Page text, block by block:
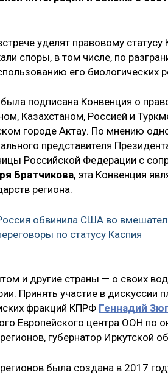
уделят правовому
споры, в том числе, по
его биологических
подписана Конвенция о
Казахстаном, Россией и
городе Актау. По мнению
представителя
Российской Федерации с
Братчикова, эта Конвенция
региона.
обвинила США во
по статусу Каспия
и другие страны — о своих
Принять участие в дискуссии
фракций КПРФ Геннадий
Европейского центра ООН по
губернатор Иркутской
была создана в 2017